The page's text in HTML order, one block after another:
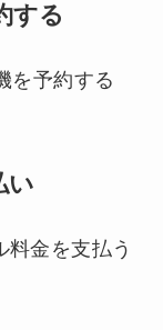
する
を予約する
い
料金を支払う